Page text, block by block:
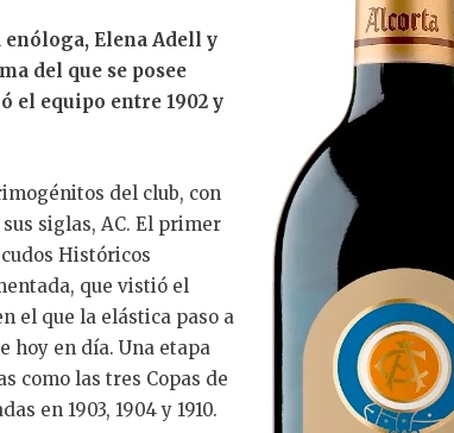
Elena Adell y
del que se posee
el equipo entre 1902 y
del club, con
siglas, AC. El primer
Históricos
que vistió el
el que la elástica paso a
hoy en día. Una etapa
como las tres Copas de
en 1903, 1904 y 1910.